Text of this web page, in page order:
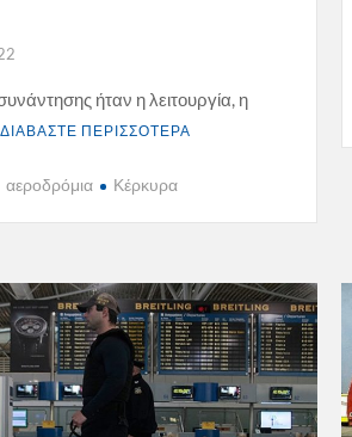
ήταν η λειτουργία, η
ΔΙΑΒΑΣΤΕ ΠΕΡΙΣΣΟΤΕΡΑ
αεροδρόμια Κέρκυρα